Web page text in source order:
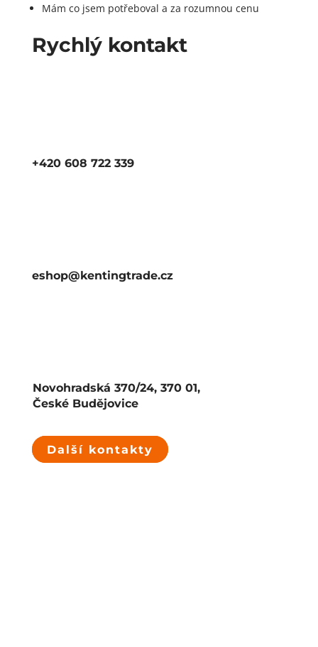
Mám co jsem potřeboval a za rozumnou cenu
Rychlý kontakt
+420 608 722 339
eshop@kentingtrade.cz
Novohradská 370/24, 370 01,
České Budějovice
Další kontakty